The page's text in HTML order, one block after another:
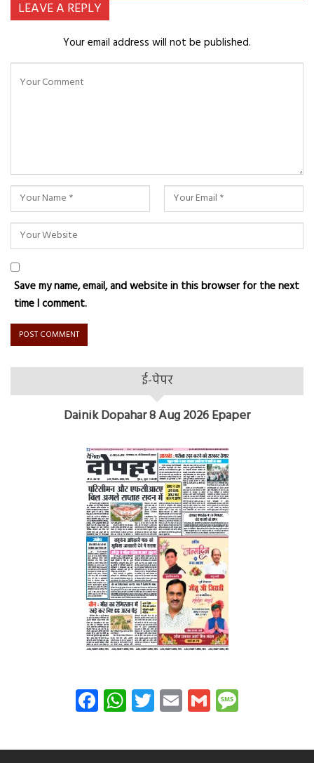
LEAVE A REPLY
Your email address will not be published.
Save my name, email, and website in this browser for the next
time I comment.
ई-पेपर
Dainik Dopahar 8 Aug 2026 Epaper
Facebook
WhatsApp
Twitter
EmailGmail